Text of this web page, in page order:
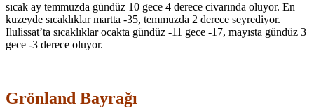
sıcak ay temmuzda gündüz 10 gece 4 derece civarında oluyor. En
kuzeyde sıcaklıklar martta -35, temmuzda 2 derece seyrediyor.
Ilulissat’ta sıcaklıklar ocakta gündüz -11 gece -17, mayısta gündüz 3
gece -3 derece oluyor.
Grönland Bayrağı